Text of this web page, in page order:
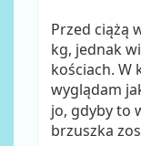
Przed ciążą
kg, jednak
kościach. W
wyglądam
jo, gdyby to
brzuszka